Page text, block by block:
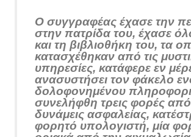
Ο συγγραφέας έχασε την
στην πατρίδα του, έχασε
και τη βιβλιοθήκη του, τα
κατασχέθηκαν από τις
υπηρεσίες, κατάφερε εν
ανασυστήσει τον φάκελο
δολοφονημένου
συνελήφθη τρεις φορές από
δυνάμεις ασφαλείας,
φορητό υπολογιστή, μία